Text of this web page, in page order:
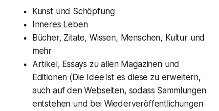
Kunst und Schöpfung
Inneres Leben
Bücher, Zitate, Wissen, Menschen, Kultur und
mehr
Artikel, Essays zu allen Magazinen und
Editionen (Die Idee ist es diese zu erweitern,
auch auf den Webseiten, sodass Sammlungen
entstehen und bei Wiederveröffentlichungen